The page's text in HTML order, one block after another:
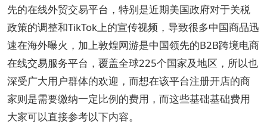
先的在线外贸交易平台，特别是近期美国政府对于关税
政策的调整和TikTok上的宣传视频，导致很多中国商品迅
速在海外曝火，加上敦煌网游是中国领先的B2B跨境电商
在线交易服务平台，覆盖全球225个国家及地区，所以也
深受广大用户群体的欢迎，而想在该平台注册开店的商
家则是需要缴纳一定比例的费用，而这些基础基础费用
大家可以直接参考以下内容。